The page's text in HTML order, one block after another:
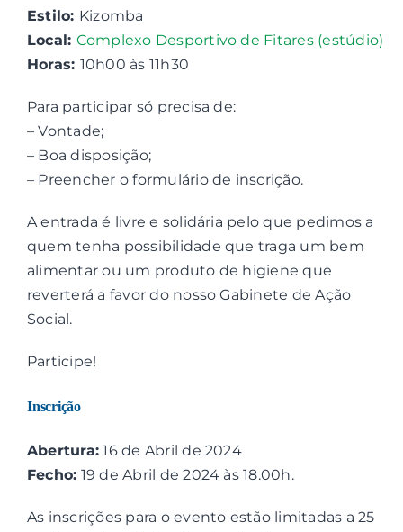
Estilo: Kizomba
Local: Complexo Desportivo de Fitares (estúdio)
Horas: 10h00 às 11h30
Para participar só precisa de:
– Vontade;
– Boa disposição;
– Preencher o formulário de inscrição.
A entrada é livre e solidária pelo que pedimos a
quem tenha possibilidade que traga um bem
alimentar ou um produto de higiene que
reverterá a favor do nosso Gabinete de Ação
Social.
Participe!
Inscrição
Abertura: 16 de Abril de 2024
Fecho: 19 de Abril de 2024 às 18.00h.
As inscrições para o evento estão limitadas a 25